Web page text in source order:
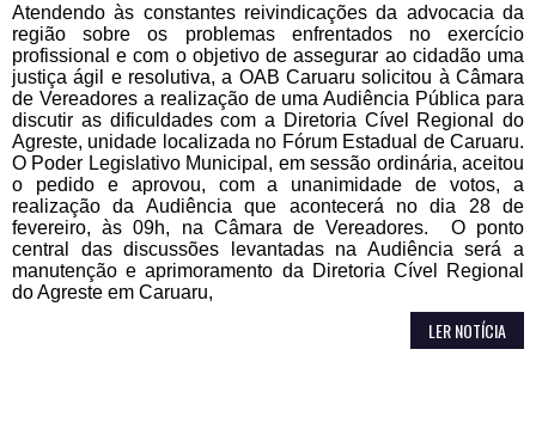
Atendendo às constantes reivindicações da advocacia da
região sobre os problemas enfrentados no exercício
profissional e com o objetivo de assegurar ao cidadão uma
justiça ágil e resolutiva, a OAB Caruaru solicitou à Câmara
de Vereadores a realização de uma Audiência Pública para
discutir as dificuldades com a Diretoria Cível Regional do
Agreste, unidade localizada no Fórum Estadual de Caruaru.
O Poder Legislativo Municipal, em sessão ordinária, aceitou
o pedido e aprovou, com a unanimidade de votos, a
realização da Audiência que acontecerá no dia 28 de
fevereiro, às 09h, na Câmara de Vereadores. O ponto
central das discussões levantadas na Audiência será a
manutenção e aprimoramento da Diretoria Cível Regional
do Agreste em Caruaru,
LER NOTÍCIA